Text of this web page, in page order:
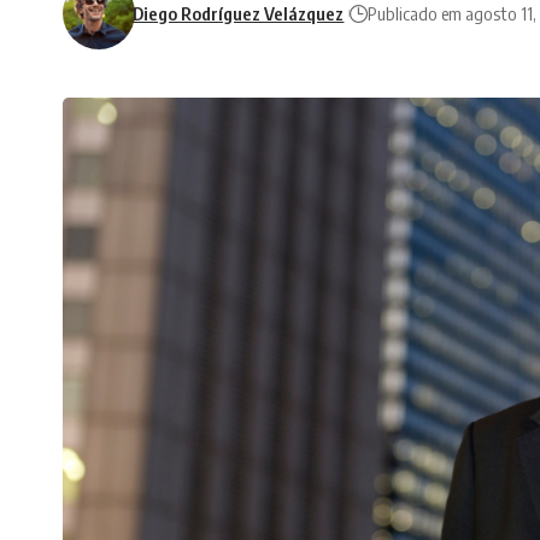
Diego Rodríguez Velázquez Publicado em agosto